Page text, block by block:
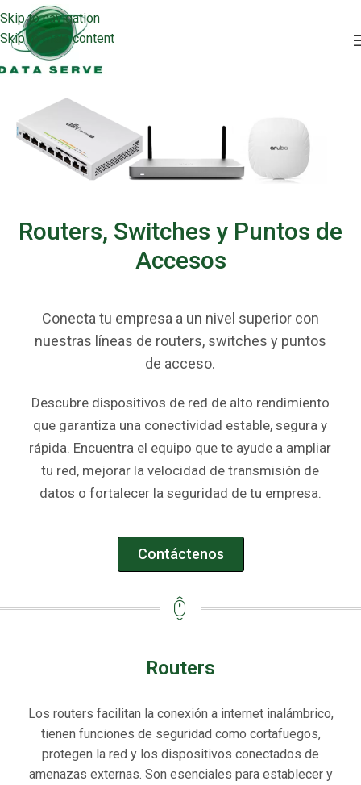
Skip to navigation
Skip to main content
Routers, Switches y Puntos de
Accesos
Conecta tu empresa a un nivel superior con
nuestras líneas de routers, switches y puntos
de acceso.
Descubre dispositivos de red de alto rendimiento
que garantiza una conectividad estable, segura y
rápida. Encuentra el equipo que te ayude a ampliar
tu red, mejorar la velocidad de transmisión de
datos o fortalecer la seguridad de tu empresa.
Contáctenos
Routers
Los routers facilitan la conexión a internet inalámbrico,
tienen funciones de seguridad como cortafuegos,
protegen la red y los dispositivos conectados de
amenazas externas. Son esenciales para establecer y